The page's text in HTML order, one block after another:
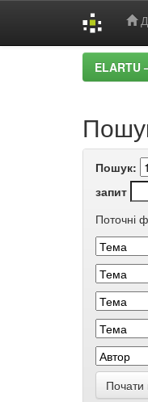
ELARTU
Пошук:
запит
Поточні